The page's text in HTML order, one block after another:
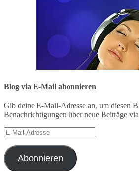
Blog via E-Mail abonnieren
Gib deine E-Mail-Adresse an, um diesen
Benachrichtigungen über neue Beiträge
E-
Mail-
Adresse
Abonnieren